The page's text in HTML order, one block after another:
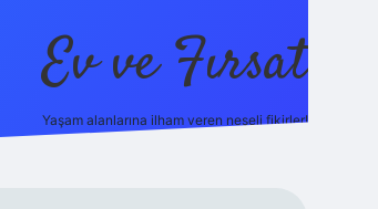
Ev ve Fırsat
Yaşam alanlarına ilham veren neşeli fikirler!